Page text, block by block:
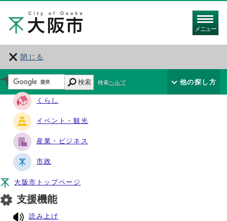
メニュー
閉じる
サイト・ナビ
くらし
イベント・観光
産業・ビジネス
市政
大阪市トップページ
支援機能
読み上げ
検索 検索ヘルプ 他の探し方